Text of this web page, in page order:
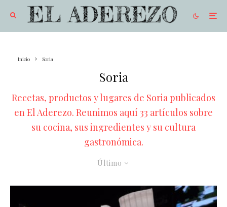
Inicio Soria
Soria
Recetas, productos y lugares de Soria publicados
en El Aderezo. Reunimos aquí 33 artículos sobre
su cocina, sus ingredientes y su cultura
gastronómica.
Último